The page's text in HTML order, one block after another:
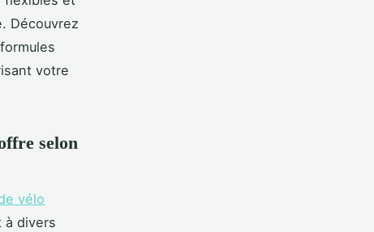
Découvrez
votre
selon
vélo
à divers